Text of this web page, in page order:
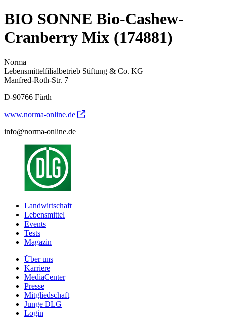
BIO SONNE Bio-Cashew-
Cranberry Mix (174881)
Norma
Lebensmittelfilialbetrieb Stiftung & Co. KG
Manfred-Roth-Str. 7
D-90766 Fürth
www.norma-online.de
info@norma-online.de
Landwirtschaft
Lebensmittel
Events
Tests
Magazin
Über uns
Karriere
MediaCenter
Presse
Mitgliedschaft
Junge DLG
Login